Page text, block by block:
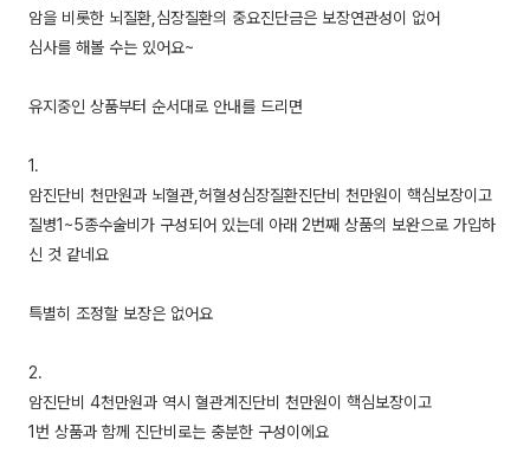
암을 비롯한 뇌질환,심장질환의 중요진단금은 보장연관성이 없어
심사를 해볼 수는 있어요~
유지중인 상품부터 순서대로 안내를 드리면
1.
암진단비 천만원과 뇌혈관,허혈성심장질환진단비 천만원이 핵심보장이고
질병1~5종수술비가 구성되어 있는데 아래 2번째 상품의 보완으로 가입하
신 것 같네요
특별히 조정할 보장은 없어요
2.
암진단비 4천만원과 역시 혈관계진단비 천만원이 핵심보장이고
1번 상품과 함께 진단비로는 충분한 구성이에요